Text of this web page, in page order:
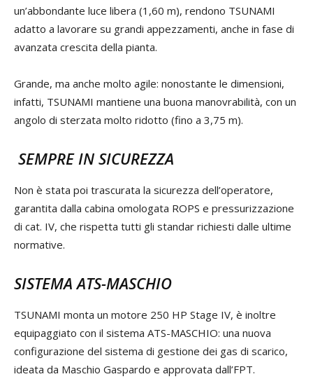
un’abbondante luce libera (1,60 m), rendono TSUNAMI
adatto a lavorare su grandi appezzamenti, anche in fase di
avanzata crescita della pianta.
Grande, ma anche molto agile: nonostante le dimensioni,
infatti, TSUNAMI mantiene una buona manovrabilità, con un
angolo di sterzata molto ridotto (fino a 3,75 m).
SEMPRE IN SICUREZZA
Non è stata poi trascurata la sicurezza dell’operatore,
garantita dalla cabina omologata ROPS e pressurizzazione
di cat. IV, che rispetta tutti gli standar richiesti dalle ultime
normative.
SISTEMA ATS-MASCHIO
TSUNAMI monta un motore 250 HP Stage IV, è inoltre
equipaggiato con il sistema ATS-MASCHIO: una nuova
configurazione del sistema di gestione dei gas di scarico,
ideata da Maschio Gaspardo e approvata dall’FPT.